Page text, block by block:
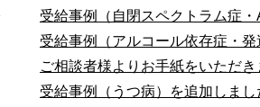
受給事例（自閉スペクトラム症
受給事例（アルコール依存症・
ご相談者様よりお手紙をいただき
受給事例（うつ病）を追加しまし